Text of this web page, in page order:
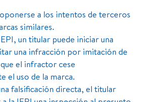
a los intentos de terceros
similares.
un titular puede iniciar una
una infracción por imitación de
el infractor cese
el uso de la marca.
falsificación directa, el titular